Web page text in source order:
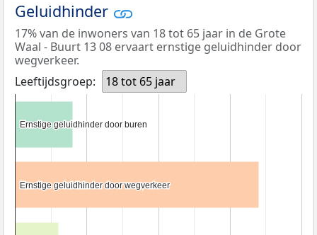
Geluidhinder
17% van de inwoners van 18 tot 65 jaar in de Grote
Waal - Buurt 13 08 ervaart ernstige geluidhinder door
wegverkeer.
Leeftijdsgroep:
18 tot 65 jaar
Ernstige geluidhinder door buren
Ernstige geluidhinder door buren
Ernstige geluidhinder door wegverkeer
Ernstige geluidhinder door wegverkeer